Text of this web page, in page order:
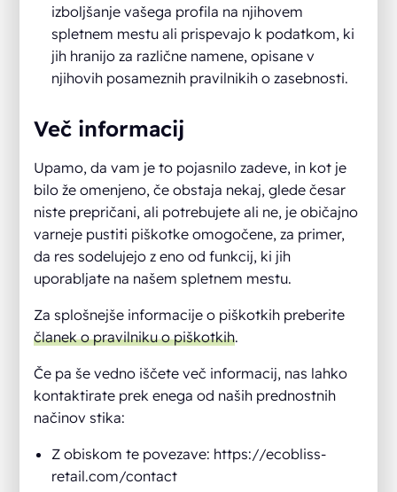
izboljšanje vašega profila na njihovem
spletnem mestu ali prispevajo k podatkom, ki
jih hranijo za različne namene, opisane v
njihovih posameznih pravilnikih o zasebnosti.
Več informacij
Upamo, da vam je to pojasnilo zadeve, in kot je
bilo že omenjeno, če obstaja nekaj, glede česar
niste prepričani, ali potrebujete ali ne, je običajno
varneje pustiti piškotke omogočene, za primer,
da res sodelujejo z eno od funkcij, ki jih
uporabljate na našem spletnem mestu.
Za splošnejše informacije o piškotkih preberite
članek o pravilniku o piškotkih.
Če pa še vedno iščete več informacij, nas lahko
kontaktirate prek enega od naših prednostnih
načinov stika:
Z obiskom te povezave: https://ecobliss-
retail.com/contact